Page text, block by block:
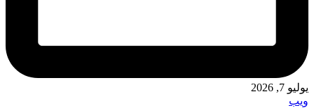
يوليو 7, 2026
نُشر
ويب